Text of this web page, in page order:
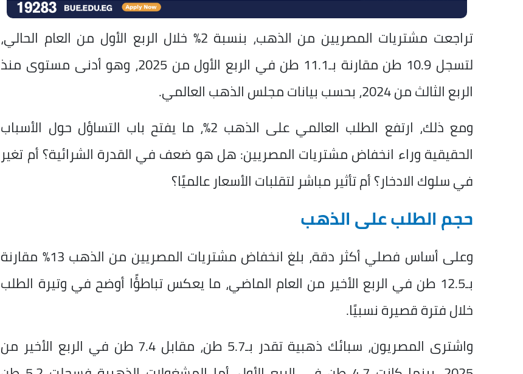
تراجعت مشتريات المصريين من الذهب، بنسبة 2% خلال الربع الأول من العام الحالي،
لتسجل 10.9 طن مقارنة بـ11.1 طن في الربع الأول من 2025، وهو أدنى مستوى منذ
الربع الثالث من 2024، بحسب بيانات مجلس الذهب العالمي.
ومع ذلك، ارتفع الطلب العالمي على الذهب 2%، ما يفتح باب التساؤل حول الأسباب
الحقيقية وراء انخفاض مشتريات المصريين: هل هو ضعف في القدرة الشرائية؟ أم تغير
في سلوك الادخار؟ أم تأثير مباشر لتقلبات الأسعار عالميًا؟
حجم الطلب على الذهب
وعلى أساس فصلي أكثر دقة، بلغ انخفاض مشتريات المصريين من الذهب 13% مقارنة
بـ12.5 طن في الربع الأخير من العام الماضي، ما يعكس تباطؤًا أوضح في وتيرة الطلب
خلال فترة قصيرة نسبيًا.
واشترى المصريون، سبائك ذهبية تقدر بـ5.7 طن، مقابل 7.4 طن في الربع الأخير من